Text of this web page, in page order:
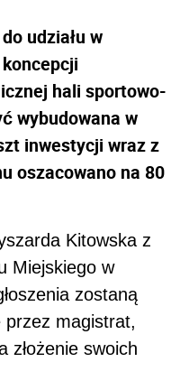
udziału w
hali sportowo-
wybudowana w
inwestycji wraz z
oszacowano na 80
Kitowska z
Miejskiego w
zostaną
przez magistrat,
złożenie swoich